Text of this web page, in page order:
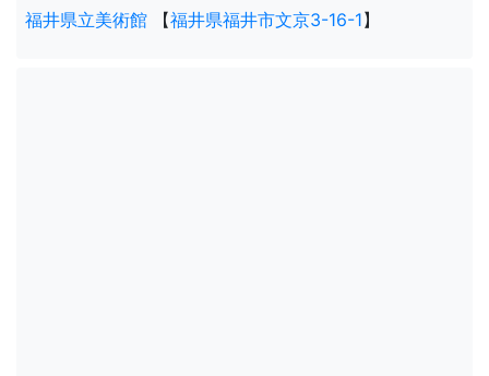
福井県立美術館 【福井県福井市文京3-16-1】